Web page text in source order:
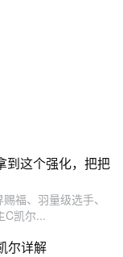
到这个强化，把把
福、羽量级选手、
C凯尔...
尔详解